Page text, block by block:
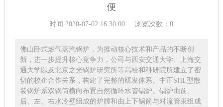
便
时间:2020-07-02 16:30:00 浏览次数：0
佛山卧式燃气蒸汽锅炉，为推动核心技术和产品的不断创
新，进一步提升核心竞争力，公司与西安交通大学、上海交
通大学以及北京之光锅炉研究所等高校和科研院所建立了密
切的校企合作关系，构建了完整的研发体系。中正SHL型散
装锅炉系双锅筒横向布置自然循环水管锅炉。锅炉由前、
后、左、右水冷壁组成的炉膛和由上下锅筒与对流管束组成